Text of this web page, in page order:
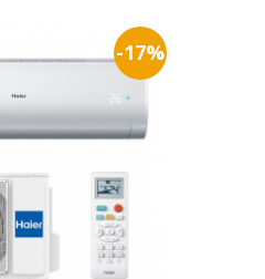
-17%